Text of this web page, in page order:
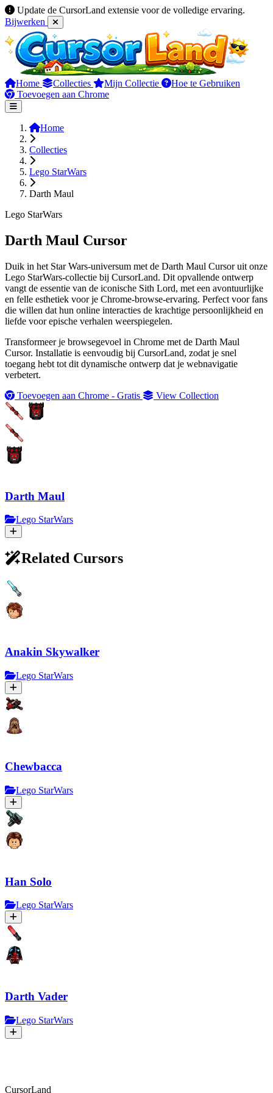
Update de CursorLand extensie voor de volledige ervaring.
Bijwerken
Home Collecties Mijn Collectie
Hoe te Gebruiken
Toevoegen aan Chrome
Home
Collecties
Lego StarWars
Darth Maul
Lego StarWars
Darth Maul Cursor
Duik in het Star Wars-universum met de Darth Maul Cursor uit onze
Lego StarWars-collectie bij CursorLand. Dit opvallende ontwerp
vangt de essentie van de iconische Sith Lord, met een avontuurlijke
en felle esthetiek voor je Chrome-browse-ervaring. Perfect voor fans
die willen dat hun online interacties de krachtige persoonlijkheid en
liefde voor epische verhalen weerspiegelen.
Transformeer je browsegevoel in Chrome met de Darth Maul
Cursor. Installatie is eenvoudig bij CursorLand, zodat je snel
toegang hebt tot dit dynamische ontwerp dat je webnavigatie
verbetert.
Toevoegen aan Chrome - Gratis
View Collection
Darth Maul
Lego StarWars
Related Cursors
Anakin Skywalker
Lego StarWars
Chewbacca
Lego StarWars
Han Solo
Lego StarWars
Darth Vader
Lego StarWars
CursorLand